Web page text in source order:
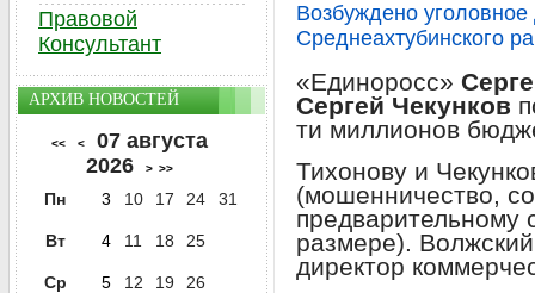
Возбуждено
Среднеахтубинского
«Единоросс»
Сергей Чекунков
ти миллионов
Тихонову и
(мошенничество,
предварительному
размере).
директор
Правовой
Консультант
АРХИВ НОВОСТЕЙ
<< <
07 августа
2026
> >>
Пн 3 10 17 24 31
Вт 4 11 18 25
Ср 5 12 19 26